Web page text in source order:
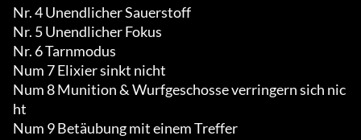
Nr. 4 Unendlicher Sauerstoff
Nr. 5 Unendlicher Fokus
Nr. 6 Tarnmodus
Num 7 Elixier sinkt nicht
Num 8 Munition & Wurfgeschosse verringern sich nic
ht
Num 9 Betäubung mit einem Treffer